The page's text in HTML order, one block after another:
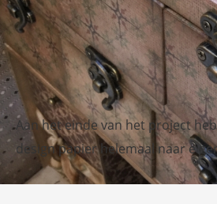
Aan het einde van het project
design papier helemaal naar